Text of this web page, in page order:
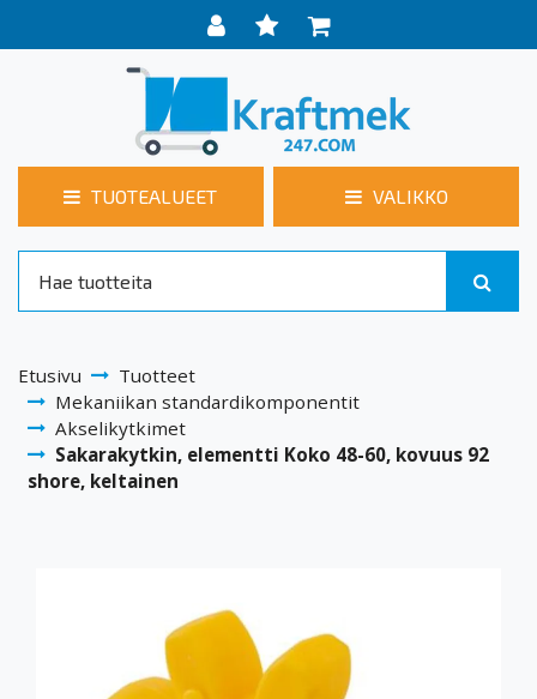
TUOTEALUEET VALIKKO
Etusivu
Tuotteet
Mekaniikan standardikomponentit
Akselikytkimet
Sakarakytkin, elementti Koko 48-60, kovuus 92
shore, keltainen